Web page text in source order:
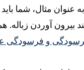
عنوان مثال، شما
آوردن
و فرسودگی